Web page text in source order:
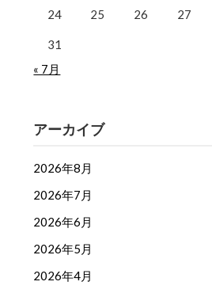
24 25 26 27
31
« 7月
アーカイブ
2026年8月
2026年7月
2026年6月
2026年5月
2026年4月